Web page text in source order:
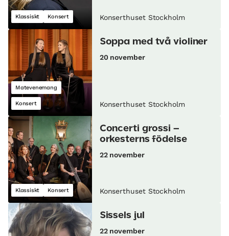
Klassiskt Konsert Konserthuset Stockholm
Matevenemang
Konsert
Soppa med två violiner
20 november
Konserthuset Stockholm
Klassiskt Konsert
Concerti grossi –
orkesterns födelse
22 november
Konserthuset Stockholm
Sissels jul
22 november